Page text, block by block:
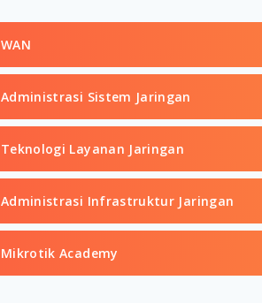
WAN
Administrasi Sistem Jaringan
Teknologi Layanan Jaringan
Administrasi Infrastruktur Jaringan
Mikrotik Academy